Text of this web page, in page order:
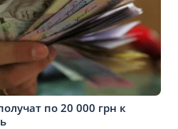
по 20 000 грн к